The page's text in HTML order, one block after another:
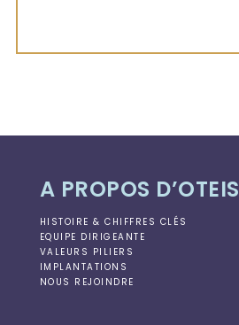
A PROPOS D’OTEIS
HISTOIRE & CHIFFRES CLÉS
EQUIPE DIRIGEANTE
VALEURS PILIERS
IMPLANTATIONS
NOUS REJOINDRE